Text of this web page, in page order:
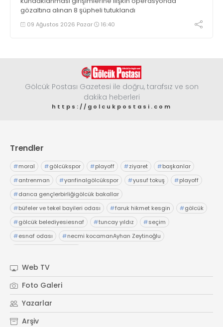
gözaltına alınan 8 şüpheli tutuklandı
09 Ağustos 2026 Pazar 16:40
Gölcük Postası Gazetesi ile doğru, tarafsız ve son
dakika heberleri
https://golcukpostasi.com
Trendler
#moral #gölcükspor #playoff #ziyaret #başkanlar
#antrenman #yarıfinalgölcükspor #yusuf tokuş #playoff
#darıca gençlerbirliğigölcük bakallar
#büfeler ve tekel bayileri odası #faruk hikmet kesgin #gölcük
#gölcük belediyesiesnaf #tuncay yıldız #seçim
#esnaf odası #necmi kocamanAyhan Zeytinoğlu
Web TV
Foto Galeri
Yazarlar
Arşiv